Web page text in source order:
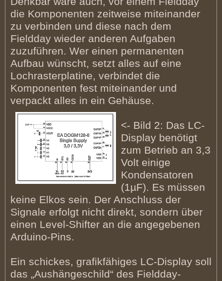
die Komponenten zeitweise miteinander
zu verbinden und diese nach dem
Fieldday wieder anderen Aufgaben
zuzuführen. Wer einen permanenten
Aufbau wünscht, setzt alles auf eine
Lochrasterplatine, verbindet die
Komponenten fest miteinander und
verpackt alles in ein Gehäuse.
<- Bild 2: Das LC-
Display benötigt
zum Betrieb an 3,3
Volt einige
Kondensatoren
(1µF). Es müssen
keine Elkos sein. Der Anschluss der
Signale erfolgt nicht direkt, sondern über
einen Level-Shifter an die angegebenen
Arduino-Pins.
Ein schickes, grafikfähiges LC-Display soll
das „Aushängeschild“ des Fieldday-